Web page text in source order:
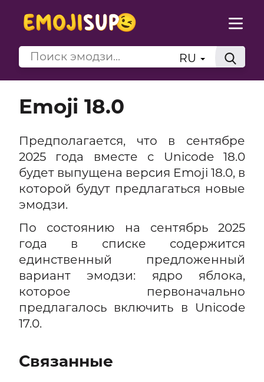
RU
Emoji 18.0
Предполагается, что в сентябре
2025 года вместе с Unicode 18.0
будет выпущена версия Emoji 18.0, в
которой будут предлагаться новые
эмодзи.
По состоянию на сентябрь 2025
года в списке содержится
единственный предложенный
вариант эмодзи: ядро яблока,
которое первоначально
предлагалось включить в Unicode
17.0.
Связанные